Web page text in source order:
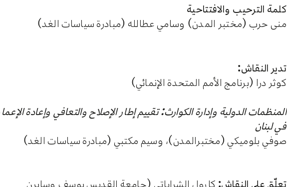
كلمة الترحيب والافتتاحية
منى حرب (مختبر المدن) وسامي عطالله (مبادرة سياسات الغد)
تدير النقاش:
كوثر درا (برنامج الأمم المتحدة الإنمائي)
المنظمات الدولية وإدارة الكوارث: تقييم إطار الإصلاح والتعافي وإعادة
في لبنان
صوفي بلوميكي (مختبرالمدن)، وسيم مكتبي (مبادرة سياسات الغد)